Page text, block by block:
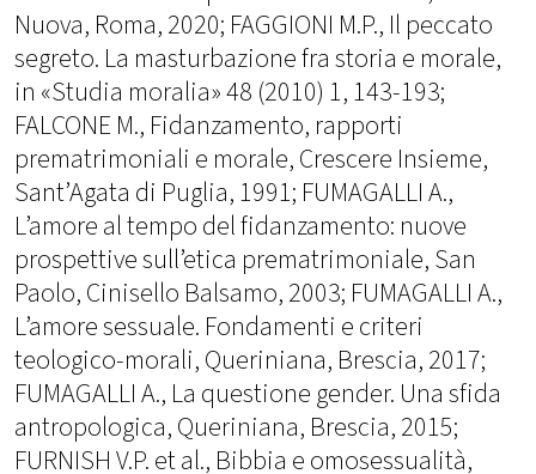
Nuova, Roma, 2020; FAGGIONI M.P., Il peccato
segreto. La masturbazione fra storia e morale,
in «Studia moralia» 48 (2010) 1, 143-193;
FALCONE M., Fidanzamento, rapporti
prematrimoniali e morale, Crescere Insieme,
Sant’Agata di Puglia, 1991; FUMAGALLI A.,
L’amore al tempo del fidanzamento: nuove
prospettive sull’etica prematrimoniale, San
Paolo, Cinisello Balsamo, 2003; FUMAGALLI A.,
L’amore sessuale. Fondamenti e criteri
teologico-morali, Queriniana, Brescia, 2017;
FUMAGALLI A., La questione gender. Una sfida
antropologica, Queriniana, Brescia, 2015;
FURNISH V.P. et al., Bibbia e omosessualità,